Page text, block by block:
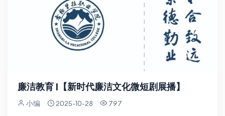
廉洁教育 |【新时代廉洁文化微短剧展播】
小编 2025-10-28 797